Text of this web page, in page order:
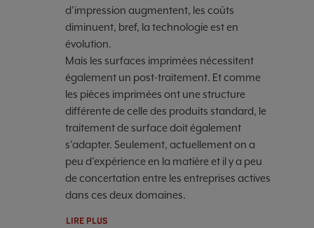
d’impression augmentent, les coûts
diminuent, bref, la technologie est en
évolution.
Mais les surfaces imprimées nécessitent
également un post-traitement. Et comme
les pièces imprimées ont une structure
différente de celle des produits standard, le
traitement de surface doit également
s’adapter. Seulement, actuellement on a
peu d’expérience en la matière et il y a peu
de concertation entre les entreprises actives
dans ces deux domaines.
LIRE PLUS